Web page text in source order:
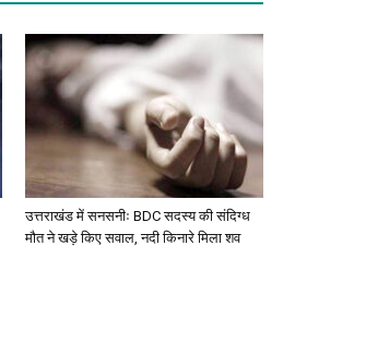
उत्तराखंड में सनसनीः BDC सदस्य की संदिग्ध
मौत ने खड़े किए सवाल, नदी किनारे मिला शव